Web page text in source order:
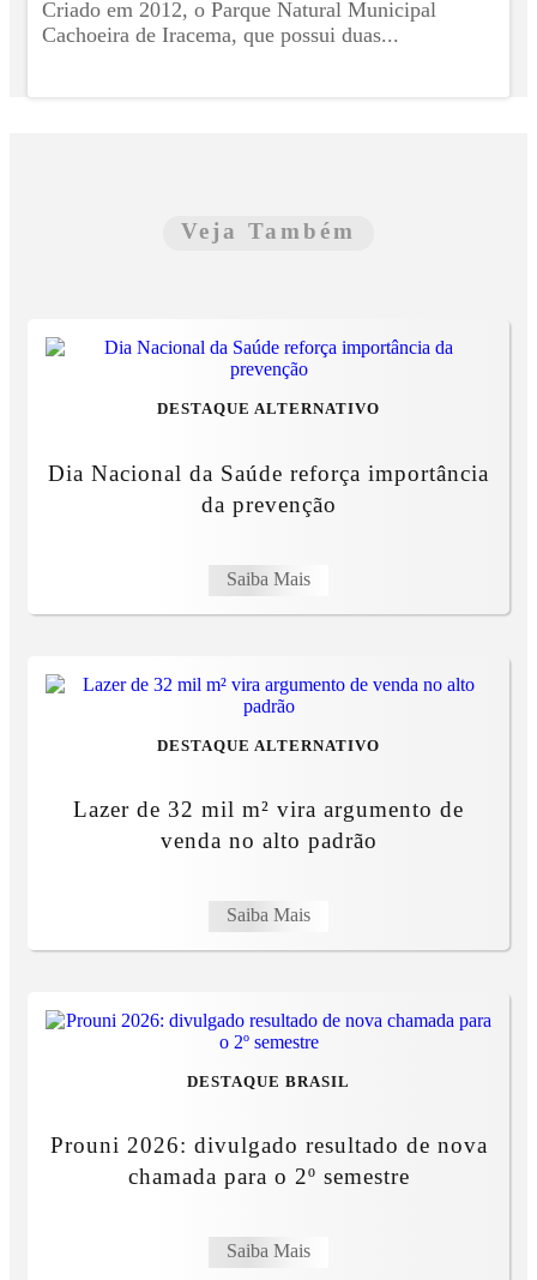
Criado em 2012, o Parque Natural Municipal
Cachoeira de Iracema, que possui duas...
Veja Também
DESTAQUE ALTERNATIVO
Dia Nacional da Saúde reforça importância
da prevenção
Saiba Mais
DESTAQUE ALTERNATIVO
Lazer de 32 mil m² vira argumento de
venda no alto padrão
Saiba Mais
DESTAQUE BRASIL
Prouni 2026: divulgado resultado de nova
chamada para o 2º semestre
Saiba Mais